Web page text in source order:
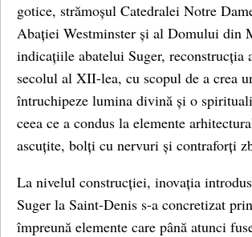
gotice, strămoșul Catedralei Notre
Abației Westminster și al Domului din
indicațiile abatelui Suger, reconstrucția
secolul al XII-lea, cu scopul de a crea
întruchipeze lumina divină și o
ceea ce a condus la elemente
ascuțite, bolți cu nervuri și contraforți
La nivelul construcției, inovația
Suger la Saint-Denis s-a concretizat
împreună elemente care până atunci